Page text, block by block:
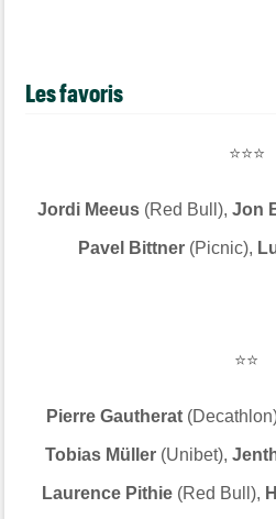
Les favoris
⭐⭐⭐
Jordi Meeus(Red Bull), Jon
Pavel Bittner(Picnic),
⭐⭐
Pierre Gautherat
Tobias Müller (Unibet),
Laurence Pithie(Red Bull),